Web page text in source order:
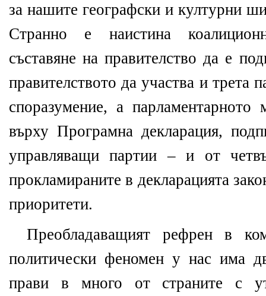
за нашите географски и културни
Странно е наистина
съставяне на правителство да е
правителството да участва и трета
споразумение, а парламентарното
върху Програмна декларация,
управляващи партии – и от
прокламираните в декларацията
приоритети.
Преобладаващият рефрен в
политически феномен у нас има
прави в много от страните с